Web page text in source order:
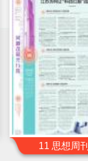
11 思想周刊